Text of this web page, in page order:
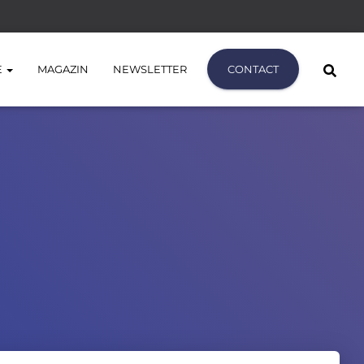
MAGAZIN NEWSLETTER CONTACT